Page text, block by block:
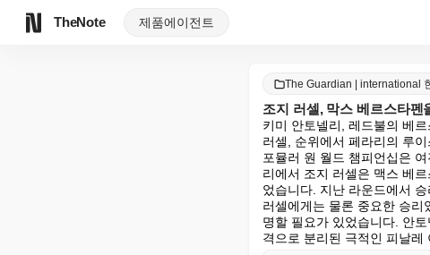
TheNote 제품에이전트
The Guardian | international
조지 러셀, 막스 베르스타
키미 안토넬리, 레드불의 베
러셀, 순위에서 페라리의 루
포뮬러 원 월드 챔피언십은
리에서 조지 러셀은 맥스 베
었습니다. 지난 라운드에서
러셀에게는 물론 중요한 승
명할 필요가 있었습니다. 안
격으로 분리된 극적인 피날레